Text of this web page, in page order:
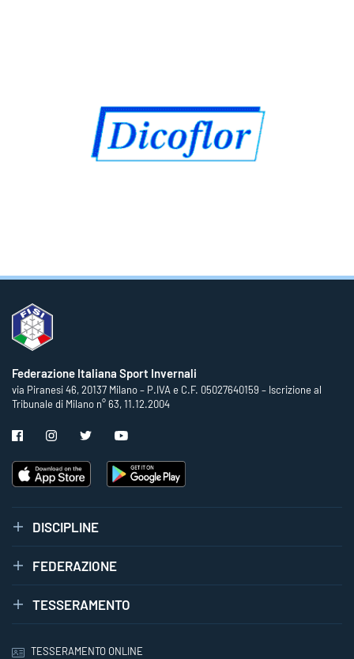
Federazione Italiana Sport Invernali
via Piranesi 46, 20137 Milano – P.IVA e C.F. 05027640159 – Iscrizione al
Tribunale di Milano n° 63, 11.12.2004
DISCIPLINE
FEDERAZIONE
TESSERAMENTO
TESSERAMENTO ONLINE